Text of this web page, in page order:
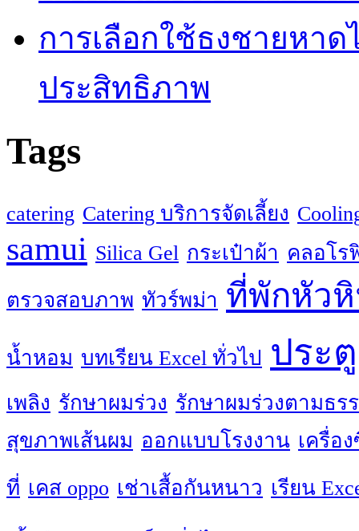
การเลือกใช้ธงชายหาด
ประสิทธิภาพ
Tags
catering Catering บริการจัดเลี้ยง
samui Silica Gel กระเป๋าผ้า คลอโร
ตรวจสอบภาพ ทัวร์พม่า ที่พักหัว
น้ำหอม บทเรียน Excel ทั่วไป ประตู
เพลิง รักษาผมร่วง รักษาผมร่วงตามธร
สุขภาพเส้นผม ออกแบบโรงงาน เครื่อ
ที่ เคส oppo เช่าเสื้อกันหนาว เรียน